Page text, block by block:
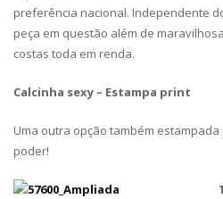
preferência nacional. Independente
peça em questão além de
costas toda em renda.
Calcinha sexy – Estampa print
Uma outra opção também
poder!